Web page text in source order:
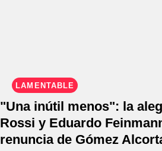
LAMENTABLE
"Una inútil menos": la
Rossi y Eduardo
renuncia de Gómez